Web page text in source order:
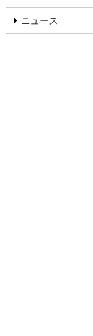
ニュース